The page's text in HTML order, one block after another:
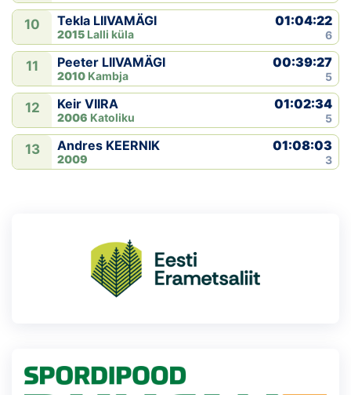
10 Tekla LIIVAMÄGI
2015 Lalli küla
01:04:22
6
11 Peeter LIIVAMÄGI
2010 Kambja
00:39:27
5
12 Keir VIIRA
2006 Katoliku
01:02:34
5
13 Andres KEERNIK
2009
01:08:03
3